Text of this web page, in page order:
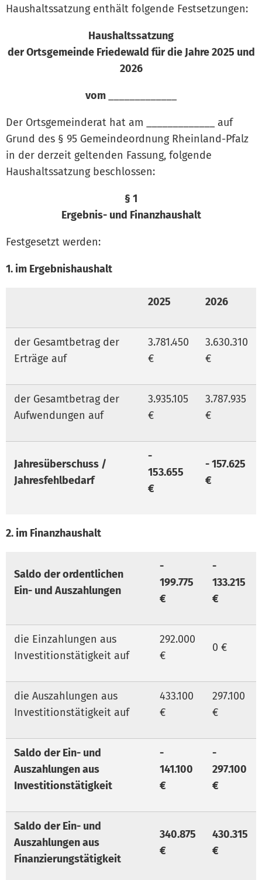
Haushaltssatzung enthält folgende Festsetzungen:
Haushaltssatzung
der Ortsgemeinde Friedewald für die Jahre 2025 und
2026
vom
Der Ortsgemeinderat hat am _____________ auf
Grund des § 95 Gemeindeordnung Rheinland-Pfalz
in der derzeit geltenden Fassung, folgende
Haushaltssatzung beschlossen:
§ 1
Ergebnis- und Finanzhaushalt
Festgesetzt werden:
1. im Ergebnishaushalt
2025 2026
der Gesamtbetrag der
Erträge auf
3.781.450
€
3.630.310
€
der Gesamtbetrag der
Aufwendungen auf
3.935.105
€
3.787.935
€
Jahresüberschuss /
Jahresfehlbedarf
-
153.655
€
- 157.625
€
2. im Finanzhaushalt
Saldo der ordentlichen
Ein- und Auszahlungen
-
199.775
€
-
133.215
€
die Einzahlungen aus
Investitionstätigkeit auf
292.000
€
0 €
die Auszahlungen aus
Investitionstätigkeit auf
433.100
€
297.100
€
Saldo der Ein- und
Auszahlungen aus
Investitionstätigkeit
-
141.100
€
-
297.100
€
Saldo der Ein- und
Auszahlungen aus
Finanzierungstätigkeit
340.875
€
430.315
€